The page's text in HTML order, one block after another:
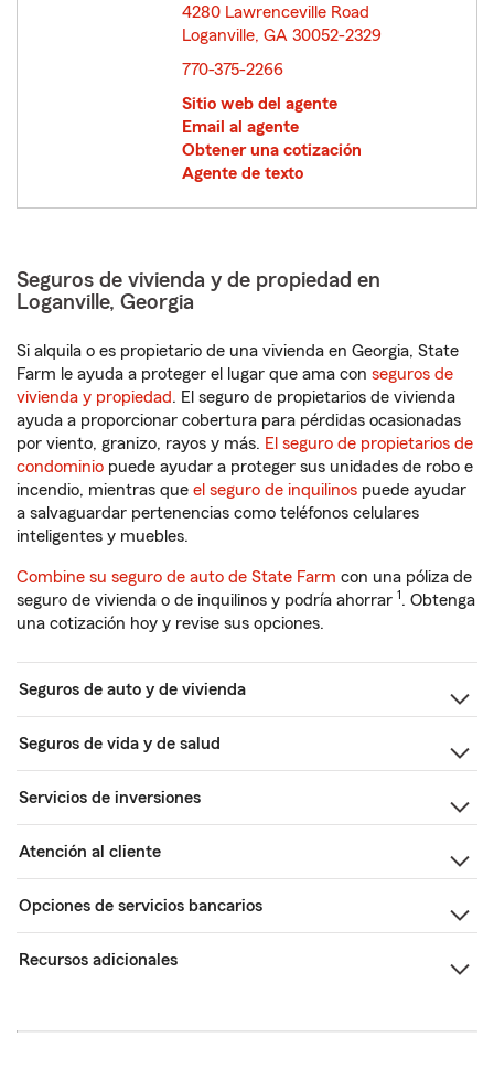
4280 Lawrenceville Road
Loganville, GA 30052-2329
770-375-2266
Sitio web del agente
Email al agente
Obtener una cotización
Agente de texto
Seguros de vivienda y de propiedad en
Loganville, Georgia
Si alquila o es propietario de una vivienda en Georgia, State
Farm le ayuda a proteger el lugar que ama con seguros de
vivienda y propiedad. El seguro de propietarios de vivienda
ayuda a proporcionar cobertura para pérdidas ocasionadas
por viento, granizo, rayos y más. El seguro de propietarios de
condominio puede ayudar a proteger sus unidades de robo e
incendio, mientras que el seguro de inquilinos puede ayudar
a salvaguardar pertenencias como teléfonos celulares
inteligentes y muebles.
Combine su seguro de auto de State Farm con una póliza de
seguro de vivienda o de inquilinos y podría ahorrar 1. Obtenga
una cotización hoy y revise sus opciones.
Seguros de auto y de vivienda
Seguros de vida y de salud
Servicios de inversiones
Atención al cliente
Opciones de servicios bancarios
Recursos adicionales